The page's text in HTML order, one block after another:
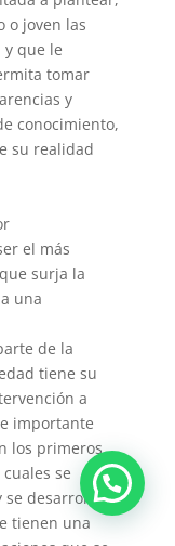
o joven las
que le
tomar
y
conocimiento,
su realidad
el más
surja la
una
de la
tiene su
a
importante
los primeros
se
se desarrollan
tienen una